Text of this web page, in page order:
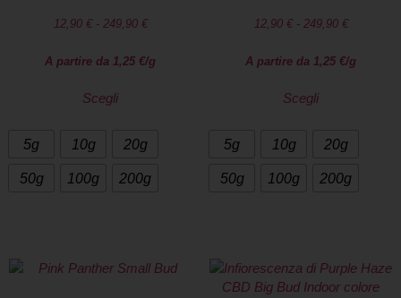
12,90 € - 249,90 €
A partire da 1,25 €/g
Scegli
5g 10g 20g
50g 100g 200g
12,90 € - 249,90 €
A partire da 1,25 €/g
Scegli
5g 10g 20g
50g 100g 200g